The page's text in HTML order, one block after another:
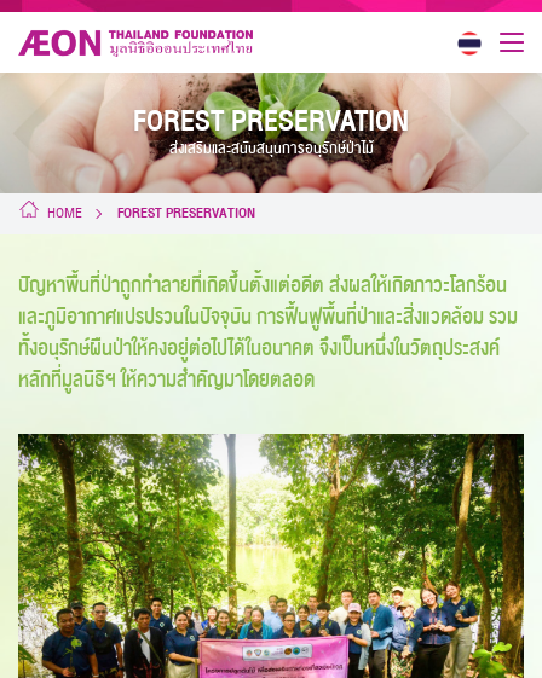
FOREST PRESERVATION
ส่งเสริมและสนับสนุนการอนุรักษ์ป่าไม้
HOME FOREST PRESERVATION
ปัญหาพื้นที่ป่าถูกทำลายที่เกิดขึ้นตั้งแต่อดีต ส่งผลให้เกิดภาวะโลกร้อน
และภูมิอากาศแปรปรวนในปัจจุบัน การฟื้นฟูพื้นที่ป่าและสิ่งแวดล้อม รวม
ทั้งอนุรักษ์ผืนป่าให้คงอยู่ต่อไปได้ในอนาคต จึงเป็นหนึ่งในวัตถุประสงค์
หลักที่มูลนิธิฯ ให้ความสำคัญมาโดยตลอด